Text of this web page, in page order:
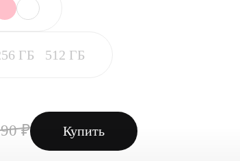
ГБ 512 ГБ
₽ Купить